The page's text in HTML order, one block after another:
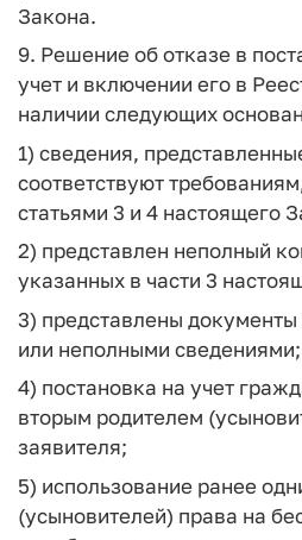
Закона.
9. Решение об отказе в
учет и включении его в
наличии следующих
1) сведения,
соответствуют
статьями 3 и 4 настоящего
2) представлен неполный
указанных в части 3
3) представлены
или неполными сведениями;
4) постановка на учет
вторым родителем
заявителя;
5) использование ранее
(усыновителей) права на